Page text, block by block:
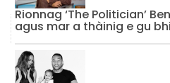
Rionnag ‘The Politician’
agus mar a thàinig e gu